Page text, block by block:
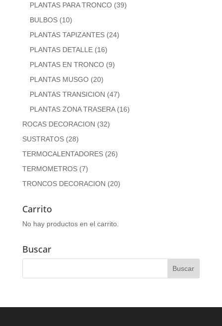
PLANTAS PARA TRONCO (39)
BULBOS (10)
PLANTAS TAPIZANTES (24)
PLANTAS DETALLE (16)
PLANTAS EN TRONCO (9)
PLANTAS MUSGO (20)
PLANTAS TRANSICION (47)
PLANTAS ZONA TRASERA (16)
ROCAS DECORACION (32)
SUSTRATOS (28)
TERMOCALENTADORES (26)
TERMOMETROS (7)
TRONCOS DECORACION (20)
Carrito
No hay productos en el carrito.
Buscar